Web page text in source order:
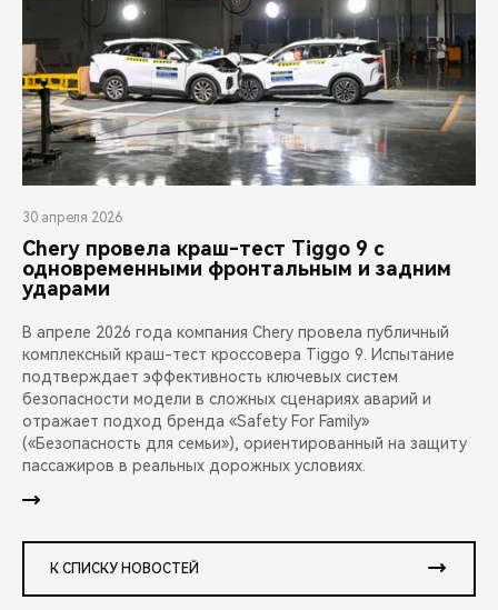
30 апреля 2026
Chery провела краш-тест Tiggo 9 с
одновременными фронтальным и задним
ударами
В апреле 2026 года компания Chery провела публичный
комплексный краш-тест кроссовера Tiggo 9. Испытание
подтверждает эффективность ключевых систем
безопасности модели в сложных сценариях аварий и
отражает подход бренда «Safety For Family»
(«Безопасность для семьи»), ориентированный на защиту
пассажиров в реальных дорожных условиях.
К СПИСКУ НОВОСТЕЙ